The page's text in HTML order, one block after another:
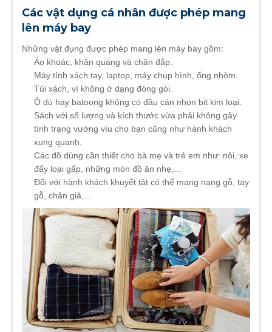
Các vật dụng cá nhân được phép mang
lên máy bay
Những vật đụng được phép mang lên máy bay gồm:
Áo khoác, khăn quàng và chăn đắp.
Máy tính xách tay, laptop, máy chụp hình, ống nhòm.
Túi xách, ví không ở dạng đóng gói.
Ô dù hay batoong không có đầu cán nhọn bịt kim loại.
Sách với số lượng và kích thước vừa phải không gây
tình trạng vướng víu cho bạn cũng như hành khách
xung quanh.
Các đồ dùng cần thiết cho bà mẹ và trẻ em như: nôi, xe
đẩy loại gấp, những món đồ ăn nhẹ,...
Đối với hành khách khuyết tật có thể mang nạng gỗ, tay
gỗ, chân giả,...